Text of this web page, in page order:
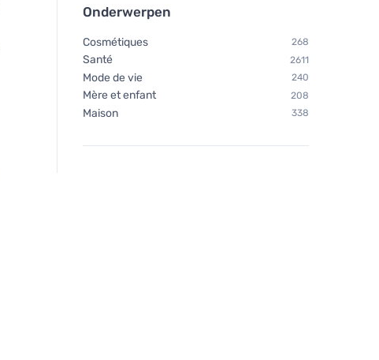
Onderwerpen
Cosmétiques 268
Santé 2611
Mode de vie 240
Mère et enfant 208
Maison 338